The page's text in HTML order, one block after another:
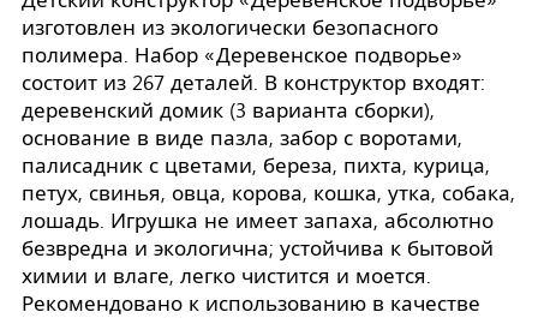
изготовлен из экологически безопасного
полимера. Набор «Деревенское подворье»
состоит из 267 деталей. В конструктор входят:
деревенский домик (3 варианта сборки),
основание в виде пазла, забор с воротами,
палисадник с цветами, береза, пихта, курица,
петух, свинья, овца, корова, кошка, утка, собака,
лошадь. Игрушка не имеет запаха, абсолютно
безвредна и экологична; устойчива к бытовой
химии и влаге, легко чистится и моется.
Рекомендовано к использованию в качестве